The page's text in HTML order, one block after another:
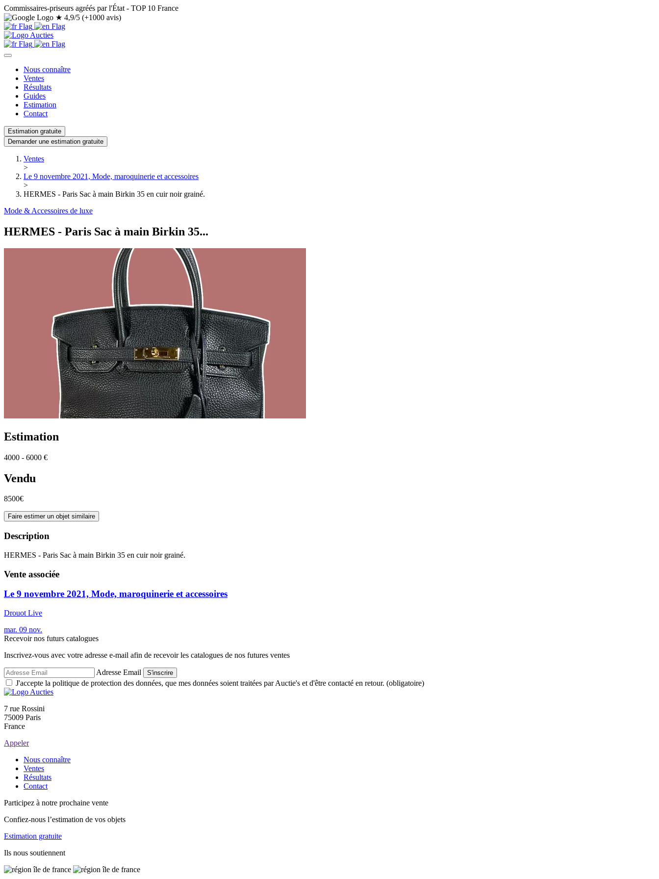
Commissaires-priseurs agréés par l'État - TOP 10 France
★ 4,9/5 (+1000 avis)
Nous connaître
Ventes
Résultats
Guides
Estimation
Contact
Estimation gratuite
Demander une estimation gratuite
Ventes
>
Le 9 novembre 2021, Mode, maroquinerie et accessoires
>
HERMES - Paris Sac à main Birkin 35 en cuir noir grainé.
Mode & Accessoires de luxe
HERMES - Paris Sac à main Birkin 35...
Estimation
4000 - 6000 €
Vendu
8500€
Faire estimer un objet similaire
Description
HERMES - Paris Sac à main Birkin 35 en cuir noir grainé.
Vente associée
Le 9 novembre 2021, Mode, maroquinerie et accessoires
Drouot Live
mar. 09 nov.
Recevoir nos futurs catalogues
Inscrivez-vous avec votre adresse e-mail afin de recevoir les catalogues de nos futures ventes
Adresse Email S'inscrire
J'accepte la politique de protection des données, que mes données soient traitées par Auctie's et d'être contacté en retour. (obligatoire)
7 rue Rossini
75009 Paris
France
Appeler
Nous connaître
Ventes
Résultats
Contact
Participez à notre prochaine vente
Confiez-nous l’estimation de vos objets
Estimation gratuite
Ils nous soutiennent